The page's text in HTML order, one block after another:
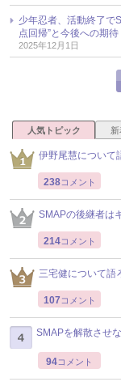
少年忍者、活動終了で
点回帰”と今後への期待
2025年12月1日
人気トピック
伊野尾慧について
238コメント
SMAPの後継者は
214コメント
三宅健について語
107 コメント
SMAPを解散させ
94コメント